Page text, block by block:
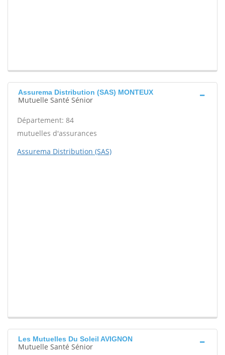
Assurema Distribution (SAS) MONTEUX
Mutuelle Santé Sénior
Département: 84
mutuelles d'assurances
Assurema Distribution (SAS)
Les Mutuelles Du Soleil AVIGNON
Mutuelle Santé Sénior